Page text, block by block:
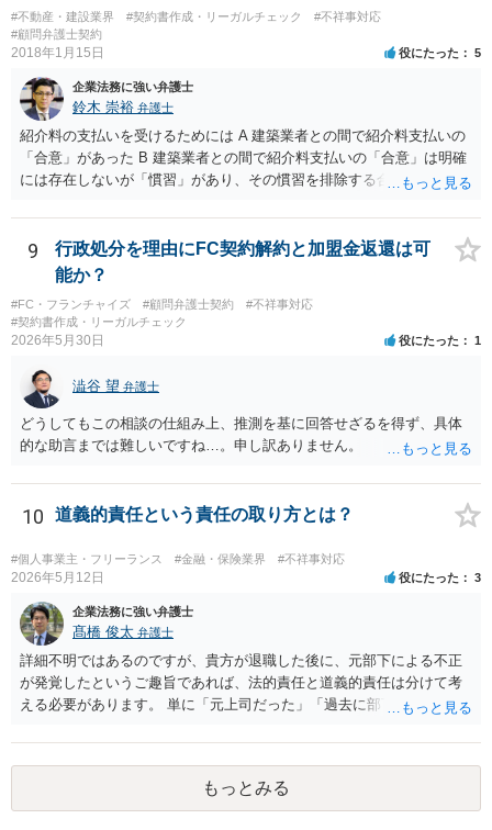
です。 以上に加え、「本件については，当事者協議の結果，上記示
談条件のとおり示談が成立したので，今後本件の上記示談内容に関し
てはどんな事情が生じても双方共裁判上又は裁判外においても一切異
議，請求の申立をしないことを誓約する。」という条項を入れること
がありますが、この条項は一つのプレッシャーのようなもので、現実
には今後一切裁判を起こす権利を放棄する、という合意はできません
し、予測できない後発的損害については示談後であっても請求できる
ので、上記の清算条項のみの場合がほとんどです。
#不動産・建設業界 #契約書作成・リーガルチェック
#不祥事対応
#顧問弁護士契約
2018年1月15日 役にたった 5
企業法務に強い弁護士
鈴木 崇裕 弁護士
紹介料の支払いを受けるためには A 建築業者との間で紹介料支払いの
「合意」があった B 建築業者との間で紹介料支払いの「合意」は明確
には存在しないが「慣習」があり、その慣習を排除する合意がない と
っとも、裁判所は「慣習」を容易には認めませんから、Aの主張に重き
をおくほうがよろしいと思います。 Aの主張で重要になるのは、例え
ば ・相手方建築業者が「当初払う」と言っていた事実、経緯、内容 ・
貴社が相手方建築業者に対して紹介料支払いを求めた事実 、経緯、内
容 ・相手方建築業者が過去に紹介料を支払った事実 ・相手方建築業者
が施主に対して紹介料支払いを前提とする言動をしていたかどうか な
関係を説明して見通しを立て、相手方建築業者に対する請求を行なっ
ていくことになると思います。
9
行政処分を理由にFC契約解約と加盟金返還は可
能か？
#FC・フランチャイズ #顧問弁護士契約
#不祥事対応
#契約書作成・リーガルチェック
2026年5月30日 役にたった 1
澁谷 望 弁護士
どうしてもこの相談の仕組み上、推測を基に回答せざるを得ず、具体
的な助言までは難しいですね…。申し訳ありません。
10 道義的責任という責任の取り方とは？
#個人事業主・フリーランス #金融・保険業界 #不祥事対応
2026年5月12日 役にたった 3
企業法務に強い弁護士
髙橋 俊太 弁護士
詳細不明ではあるのですが、貴方が退職した後に、元部下による不正
が発覚したというご趣旨であれば、法的責任と道義的責任は分けて考
える必要があります。 単に「元上司だった」「過去に部下だった」と
りません。会社が貴方に損害賠償請求をするには、在職中の管理監督
義務違反、引継ぎの不備、不正の兆候を知りながら放置したことな
ど、具体的な義務違反と損害との因果関係を主張・立証する必要があ
ります。なお、在職中から会計処理や現金管理の不自然さを認識して
もっとみる